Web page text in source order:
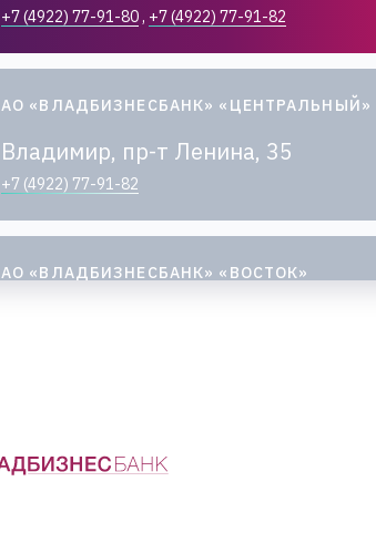
+7 (4922) 77-91-80, +7 (4922) 77-91-82
АО «ВЛАДБИЗНЕСБАНК» «ЦЕНТРАЛЬНЫЙ»
Владимир, пр-т Ленина, 35
+7 (4922) 77-91-82
АО «ВЛАДБИЗНЕСБАНК» «ВОСТОК»